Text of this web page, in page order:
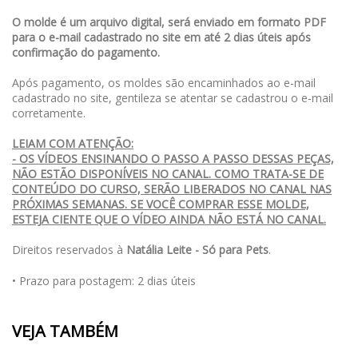
O molde é um arquivo digital, será enviado em formato PDF
para o e-mail cadastrado no site em até 2 dias úteis após
confirmação do pagamento.
Após pagamento, os moldes são encaminhados ao e-mail
cadastrado no site, gentileza se atentar se cadastrou o e-mail
corretamente.
LEIAM COM ATENÇÃO:
- OS VÍDEOS ENSINANDO O PASSO A PASSO DESSAS PEÇAS,
NÃO ESTÃO DISPONÍVEIS NO CANAL. COMO TRATA-SE DE
CONTEÚDO DO CURSO, SERÃO LIBERADOS NO CANAL NAS
PRÓXIMAS SEMANAS. SE VOCÊ COMPRAR ESSE MOLDE,
ESTEJA CIENTE QUE O VÍDEO AINDA NÃO ESTÁ NO CANAL.
Direitos reservados à Natália Leite - Só para Pets.
• Prazo para postagem: 2 dias úteis
VEJA TAMBÉM